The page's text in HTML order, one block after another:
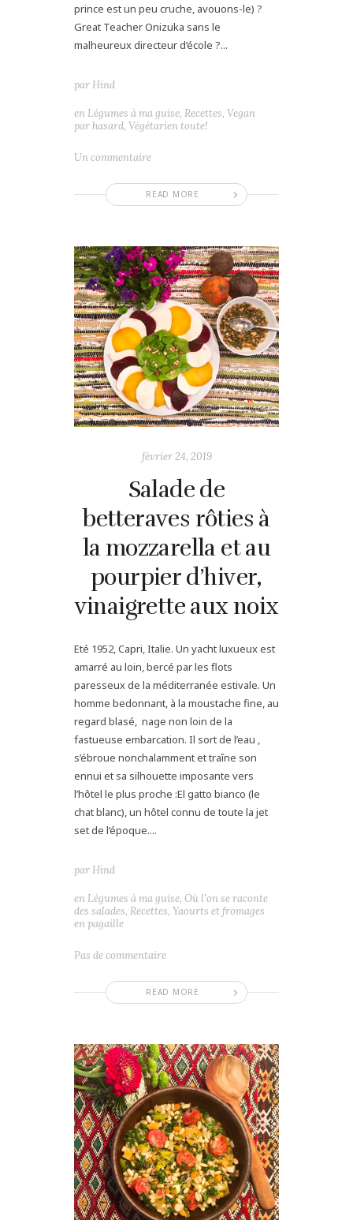
prince est un peu cruche, avouons-le) ?
Great Teacher Onizuka sans le
malheureux directeur d’école ?...
READ MORE
par Hind
en Légumes à ma guise, Recettes, Vegan
par hasard, Végétarien toute!
Un commentaire
février 24, 2019
Salade de
betteraves rôties à
la mozzarella et au
pourpier d’hiver,
vinaigrette aux noix
Eté 1952, Capri, Italie. Un yacht luxueux est
amarré au loin, bercé par les flots
paresseux de la méditerranée estivale. Un
homme bedonnant, à la moustache fine, au
regard blasé, nage non loin de la
fastueuse embarcation. Il sort de l’eau ,
s’ébroue nonchalamment et traîne son
ennui et sa silhouette imposante vers
l’hôtel le plus proche :El gatto bianco (le
chat blanc), un hôtel connu de toute la jet
set de l’époque....
READ MORE
par Hind
en Légumes à ma guise, Où l'on se raconte
des salades, Recettes, Yaourts et fromages
en pagaille
Pas de commentaire